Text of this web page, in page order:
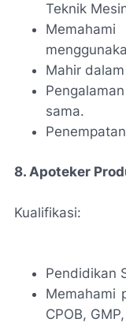
Teknik
Mahir
sama.
8. Apoteker
Kualifikasi:
Pendidikan
Memahami
CPOB,